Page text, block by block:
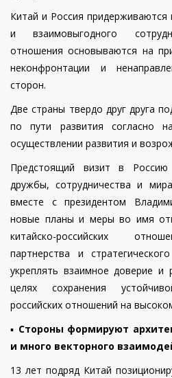
Китай и Россия
и взаимовыгодного
отношения основываются на
неконфронтации и
сторон.
Две страны твердо друг друга
по пути развития согласно
осуществлении развития и
Предстоящий визит в Россию
дружбы, сотрудничества и
вместе с президентом
новые планы и меры во имя
китайско-российских
партнерства и
укреплять взаимное доверие и
целях сохранения
российских отношений на
▪️ Стороны формируют
и много векторного
13 лет подряд Китай